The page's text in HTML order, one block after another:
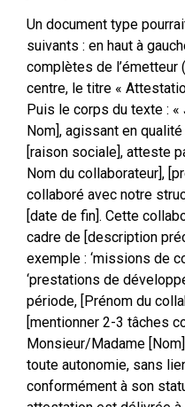
Un document type
suivants : en haut à
complètes de l’émetteur
centre, le titre «
Puis le corps du texte :
Nom], agissant en
[raison sociale], atteste
Nom du collaborateur],
collaboré avec notre
[date de fin]. Cette
cadre de [description
exemple : ‘missions de
‘prestations de
période, [Prénom du
[mentionner 2-3 tâches
Monsieur/Madame
toute autonomie, sans
conformément à son